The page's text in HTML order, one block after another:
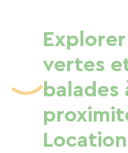
vertes
balades